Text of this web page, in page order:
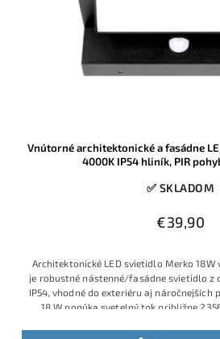
Vnútorné architektonické a fasádne
4000K IP54 hliník, PIR
✅ SKLADOM
€39,90
Architektonické LED svietidlo Merko
je robustné nástenné/​fasádne svietidlo z
IP54, vhodné do exteriéru aj náročnejších
18 W ponúka svetelný tok približne
prevádzkou. Využitie na fasádu aj do